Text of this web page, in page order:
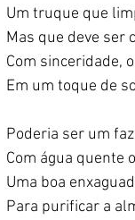
Um truque que
Mas que deve ser
Com sinceridade,
Em um toque de
Poderia ser um
Com água quente
Uma boa
Para purificar a